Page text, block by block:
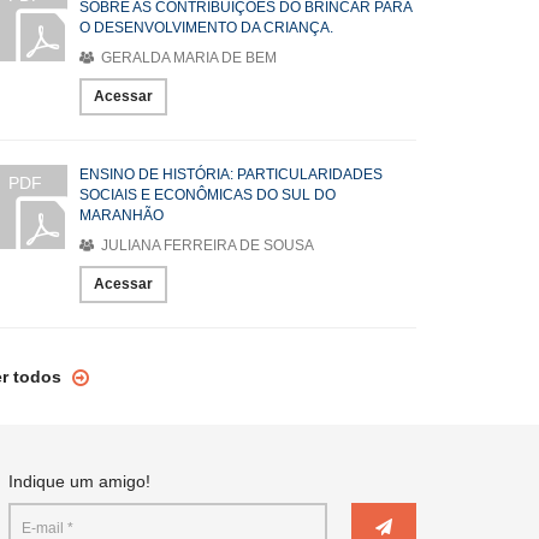
SOBRE AS CONTRIBUIÇÕES DO BRINCAR PARA
O DESENVOLVIMENTO DA CRIANÇA.
GERALDA MARIA DE BEM
Acessar
PDF
ENSINO DE HISTÓRIA: PARTICULARIDADES
SOCIAIS E ECONÔMICAS DO SUL DO
MARANHÃO
JULIANA FERREIRA DE SOUSA
Acessar
todos
Indique um amigo!